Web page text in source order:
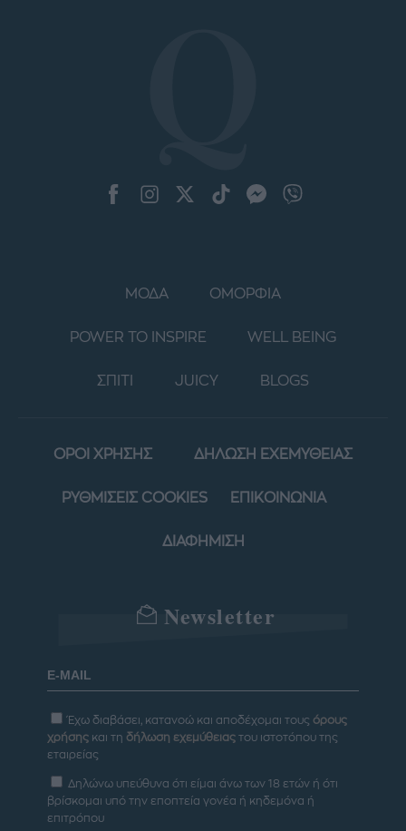
ΜΟΔΑ ΟΜΟΡΦΙΑ
POWER TO INSPIRE WELL BEING
ΣΠΙΤΙ JUICY BLOGS
ΟΡΟΙ ΧΡΗΣΗΣ ΔΗΛΩΣΗ ΕΧΕΜΥΘΕΙΑΣ
ΡΥΘΜΙΣΕΙΣ COOKIES ΕΠΙΚΟΙΝΩΝΙΑ
ΔΙΑΦΗΜΙΣΗ
Newsletter
Έχω διαβάσει, κατανοώ και αποδέχομαι τους όρους
χρήσης και τη δήλωση εχεμύθειας του ιστοτόπου της
εταιρείας
Δηλώνω υπεύθυνα ότι είμαι άνω των 18 ετών ή ότι
βρίσκομαι υπό την εποπτεία γονέα ή κηδεμόνα ή
επιτρόπου